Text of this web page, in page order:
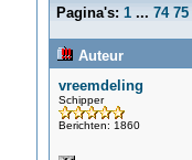
Pagina's: 1 ... 74 75
Auteur
vreemdeling
Schipper
Berichten: 1860